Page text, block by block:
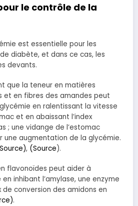
le contrôle de la
est essentielle pour les
diabète, et dans ce cas, les
devants.
que la teneur en matières
et en fibres des amandes peut
en ralentissant la vitesse
et en abaissant l’index
; une vidange de l’estomac
une augmentation de la glycémie.
, (Source).
flavonoïdes peut aider à
inhibant l’amylase, une enzyme
conversion des amidons en
.